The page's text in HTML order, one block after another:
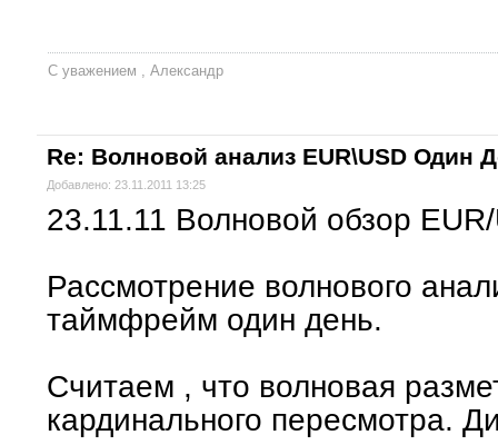
С уважением , Александр
Re: Волновой анализ EUR\USD Один
Добавлено: 23.11.2011 13:25
23.11.11 Волновой обзор
Рассмотрение волнового
таймфрейм один день.
Считаем , что волновая
кардинального пересмотра.